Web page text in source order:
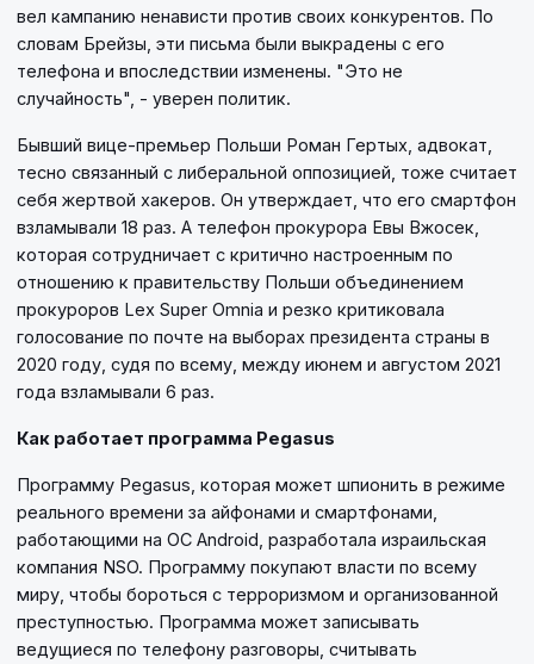
вел кампанию ненависти против своих конкурентов. По
словам Брейзы, эти письма были выкрадены с его
телефона и впоследствии изменены. "Это не
случайность", - уверен политик.
Бывший вице-премьер Польши Роман Гертых, адвокат,
тесно связанный с либеральной оппозицией, тоже считает
себя жертвой хакеров. Он утверждает, что его смартфон
взламывали 18 раз. А телефон прокурора Евы Вжосек,
которая сотрудничает с критично настроенным по
отношению к правительству Польши объединением
прокуроров Lex Super Omnia и резко критиковала
голосование по почте на выборах президента страны в
2020 году, судя по всему, между июнем и августом 2021
года взламывали 6 раз.
Как работает программа Pegasus
Программу Pegasus, которая может шпионить в режиме
реального времени за айфонами и смартфонами,
работающими на ОС Android, разработала израильская
компания NSO. Программу покупают власти по всему
миру, чтобы бороться с терроризмом и организованной
преступностью. Программа может записывать
ведущиеся по телефону разговоры, считывать